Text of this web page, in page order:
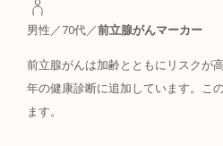
男性／70代／前立腺がんマーカー
前立腺がんは加齢とともにリスクが
年の健康診断に追加しています。こ
ます。